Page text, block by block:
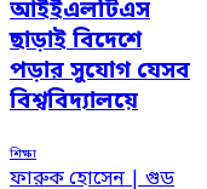
আইইএলটিএস
ছাড়াই বিদেশে
পড়ার সুযোগ যেসব
বিশ্ববিদ্যালয়ে
শিক্ষা
ফারুক হোসেন | গুড